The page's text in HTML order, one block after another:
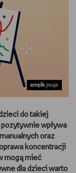
do takiej
wpływa
oraz
koncentracji
mogą mieć
dla dzieci warto